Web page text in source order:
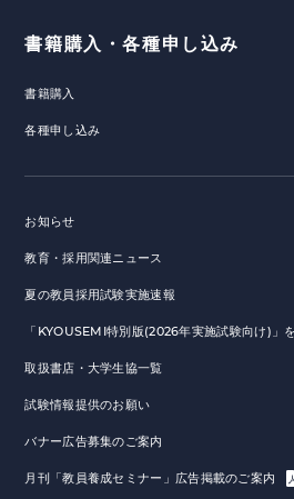
書籍購入・各種申し込み
書籍購入
各種申し込み
お知らせ
教育・採用関連ニュース
夏の教員採用試験実施速報
「KYOUSEMI特別版(2026年実施試験向け)」
取扱書店・大学生協一覧
試験情報提供のお願い
バナー広告募集のご案内
月刊「教員養成セミナー」広告掲載のご案内